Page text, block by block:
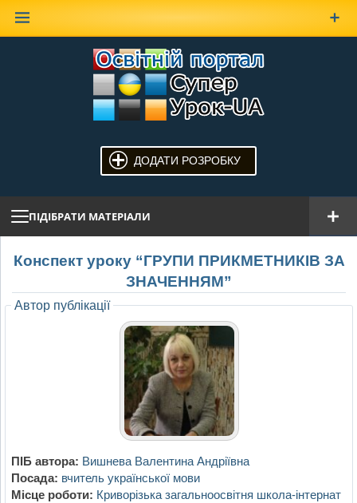
ДОДАТИ РОЗРОБКУ
ПІДІБРАТИ МАТЕРІАЛИ
Конспект уроку “ГРУПИ ПРИКМЕТНИКІВ ЗА
ЗНАЧЕННЯМ”
Автор публікації
ПІБ автора: Вишнева Валентина Андріївна
Посада: вчитель української мови
Місце роботи: Криворізька загальноосвітня школа-інтернат